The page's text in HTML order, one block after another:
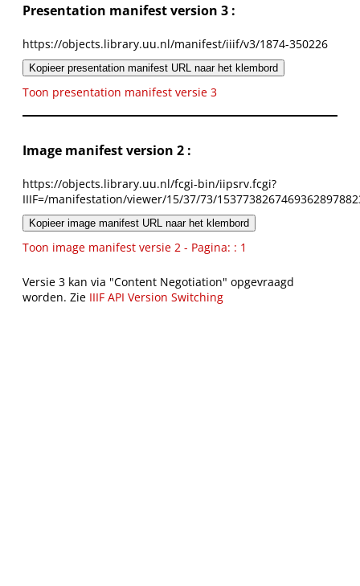
Presentation manifest version 3 :
https://objects.library.uu.nl/manifest/iiif/v3/1874-350226
Kopieer presentation manifest URL naar het klembord
Toon presentation manifest versie 3
Image manifest version 2 :
https://objects.library.uu.nl/fcgi-bin/iipsrv.fcgi?
IIIF=/manifestation/viewer/15/37/73/
Kopieer image manifest URL naar het klembord
Toon image manifest versie 2 - Pagina: : 1
Versie 3 kan via "Content Negotiation" opgevraagd
worden. Zie IIIF API Version Switching